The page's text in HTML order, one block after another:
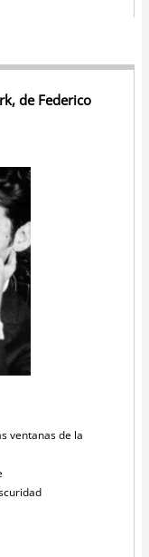
de Federico
ventanas de la